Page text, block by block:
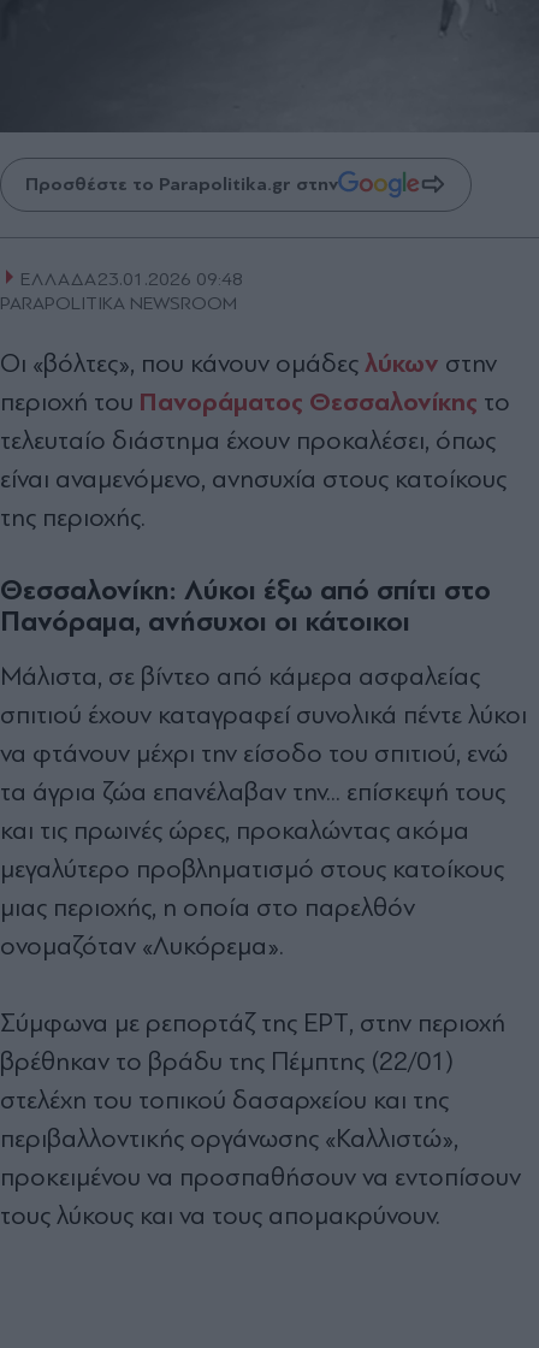
Προσθέστε το Parapolitika.gr στην
ΕΛΛΑΔΑ23.01.2026 09:48
PARAPOLITIKA NEWSROOM
Οι «βόλτες», που κάνουν ομάδες λύκων στην
περιοχή του Πανοράματος Θεσσαλονίκης το
τελευταίο διάστημα έχουν προκαλέσει, όπως
είναι αναμενόμενο, ανησυχία στους κατοίκους
της περιοχής.
Θεσσαλονίκη: Λύκοι έξω από σπίτι στο
Πανόραμα, ανήσυχοι οι κάτοικοι
Μάλιστα, σε βίντεο από κάμερα ασφαλείας
σπιτιού έχουν καταγραφεί συνολικά πέντε λύκοι
να φτάνουν μέχρι την είσοδο του σπιτιού, ενώ
τα άγρια ζώα επανέλαβαν την... επίσκεψή τους
και τις πρωινές ώρες, προκαλώντας ακόμα
μεγαλύτερο προβληματισμό στους κατοίκους
μιας περιοχής, η οποία στο παρελθόν
ονομαζόταν «Λυκόρεμα».
Σύμφωνα με ρεπορτάζ της ΕΡΤ, στην περιοχή
βρέθηκαν το βράδυ της Πέμπτης (22/01)
στελέχη του τοπικού δασαρχείου και της
περιβαλλοντικής οργάνωσης «Καλλιστώ»,
προκειμένου να προσπαθήσουν να εντοπίσουν
τους λύκους και να τους απομακρύνουν.